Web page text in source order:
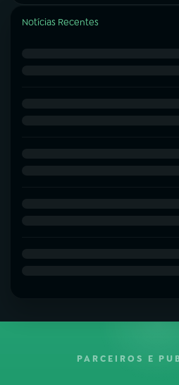
Notícias Recentes
PARCEIROS E